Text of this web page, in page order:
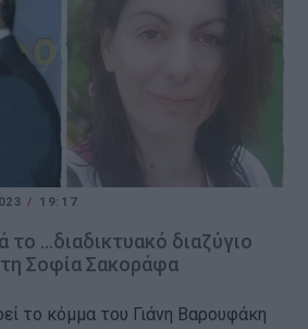
/ 19:17
...διαδικτυακό διαζύγιο
Σοφία Σακοράφα
το κόμμα του Γιάνη Βαρουφάκη